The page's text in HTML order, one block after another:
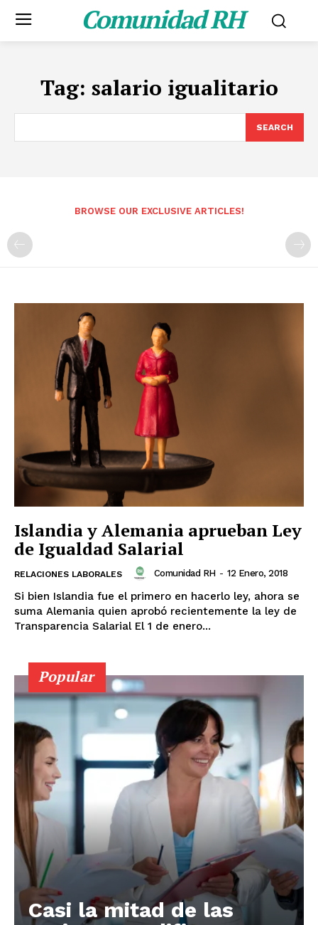
Comunidad RH
Tag: salario igualitario
SEARCH
BROWSE OUR EXCLUSIVE ARTICLES!
Islandia y Alemania aprueban Ley
de Igualdad Salarial
RELACIONES LABORALES Comunidad RH - 12 Enero, 2018
Si bien Islandia fue el primero en hacerlo ley, ahora se
suma Alemania quien aprobó recientemente la ley de
Transparencia Salarial El 1 de enero...
Popular
Casi la mitad de las